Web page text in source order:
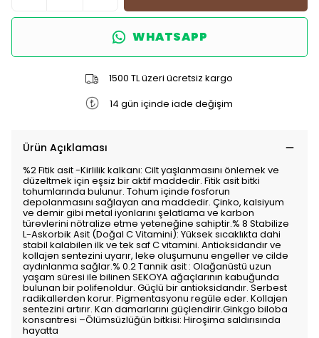
WHATSAPP
1500 TL üzeri ücretsiz kargo
14 gün içinde iade değişim
Ürün Açıklaması
%2 Fitik asit -Kirlilik kalkanı: Cilt yaşlanmasını önlemek ve
düzeltmek için eşsiz bir aktif maddedir. Fitik asit bitki
tohumlarında bulunur. Tohum içinde fosforun
depolanmasını sağlayan ana maddedir. Çinko, kalsiyum
ve demir gibi metal iyonlarını şelatlama ve karbon
türevlerini nötralize etme yeteneğine sahiptir.% 8 Stabilize
L-Askorbik Asit (Doğal C Vitamini): Yüksek sıcaklıkta dahi
stabil kalabilen ilk ve tek saf C vitamini. Antioksidandır ve
kollajen sentezini uyarır, leke oluşumunu engeller ve cilde
aydınlanma sağlar.% 0.2 Tannik asit : Olağanüstü uzun
yaşam süresi ile bilinen SEKOYA ağaçlarının kabuğunda
bulunan bir polifenoldur. Güçlü bir antioksidandır. Serbest
radikallerden korur. Pigmentasyonu regüle eder. Kollajen
sentezini artırır. Kan damarlarını güçlendirir.Ginkgo biloba
konsantresi –Ölümsüzlüğün bitkisi: Hiroşima saldırısında
hayatta